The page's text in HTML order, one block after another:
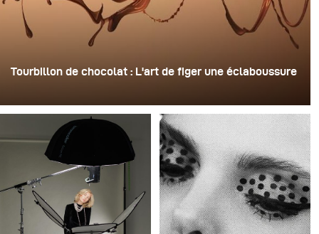
Tourbillon de chocolat : L'art de figer une éclaboussure
à champagne jetables en plastique bon marché. Il en a
retiré les pieds, percé un trou au centre de chacune
d'elles, puis les a empilées sur une perceuse. Cela a
créé une structure rotative à plusieurs niveaux capable
de retenir le liquide avant de le libérer.